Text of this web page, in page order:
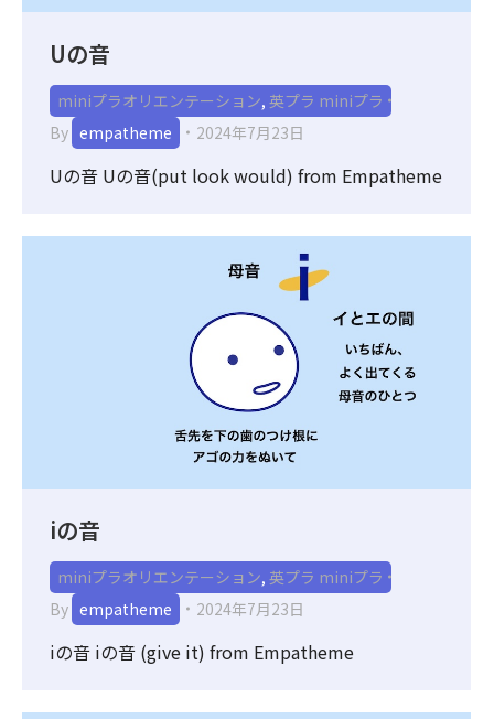
Uの音
miniプラオリエンテーション, 英プラ miniプラ
By empatheme 2024年7月23日
Uの音 Uの音(put look would) from Empatheme
iの音
miniプラオリエンテーション, 英プラ miniプラ
By empatheme 2024年7月23日
iの音 iの音 (give it) from Empatheme